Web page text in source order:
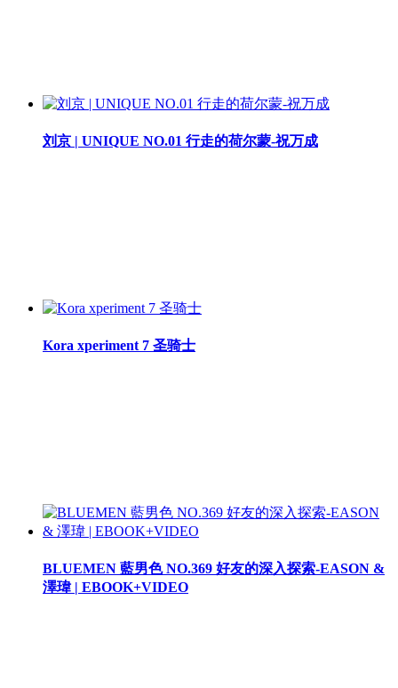
刘京 | UNIQUE NO.01 行走的荷尔蒙-祝万成
Kora xperiment 7 圣骑士
BLUEMEN 藍男色 NO.369 好友的深入探索-EASON &
澤瑋 | EBOOK+VIDEO